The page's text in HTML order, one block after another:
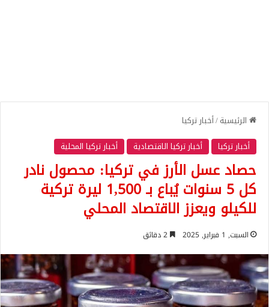
الرئيسية/أخبار تركيا
أخبار تركيا
أخبار تركيا الاقتصادية أخبار تركيا المحلية
حصاد عسل الأرز في تركيا: محصول نادر
كل 5 سنوات يُباع بـ 1,500 ليرة تركية
للكيلو ويعزز الاقتصاد المحلي
السبت, 1 فبراير, 2025